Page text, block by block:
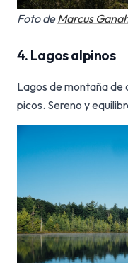
Foto deMarcus
4. Lagos alpinos
Lagos de montaña de
picos. Sereno y